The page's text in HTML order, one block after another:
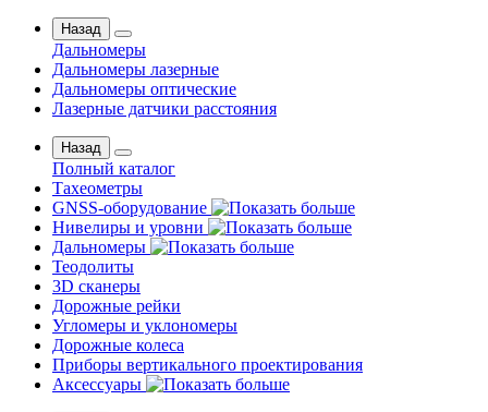
Назад
Дальномеры
Дальномеры лазерные
Дальномеры оптические
Лазерные датчики расстояния
Назад
Полный каталог
Тахеометры
GNSS-оборудование
Нивелиры и уровни
Дальномеры
Теодолиты
3D сканеры
Дорожные рейки
Угломеры и уклономеры
Дорожные колеса
Приборы вертикального проектирования
Аксессуары